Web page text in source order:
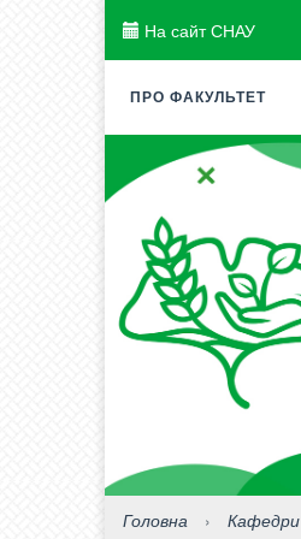
На сайт СНАУ
ПРО ФАКУЛЬТЕТ
Головна › Кафедри